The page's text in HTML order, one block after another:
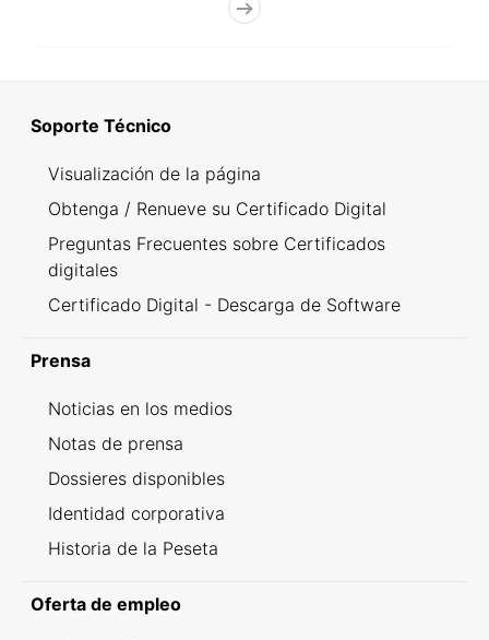
Soporte Técnico
Visualización de la página
Obtenga / Renueve su Certificado Digital
Preguntas Frecuentes sobre Certificados
digitales
Certificado Digital - Descarga de Software
Prensa
Noticias en los medios
Notas de prensa
Dossieres disponibles
Identidad corporativa
Historia de la Peseta
Oferta de empleo